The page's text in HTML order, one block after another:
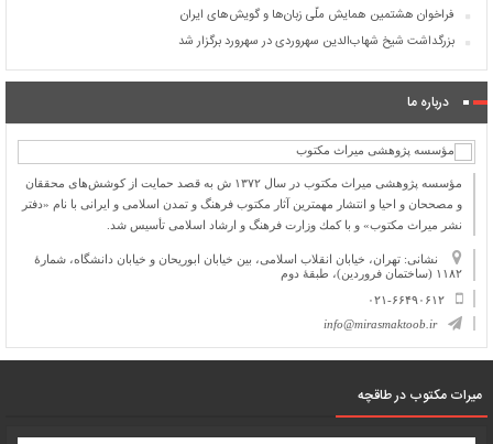
فراخوان هشتمین همایش ملّی زبان‌ها و گویش‌های ایران
بزرگداشت شیخ شهاب‌الدین سهروردی در سهرورد برگزار شد
درباره ما
مؤسسه پژوهشی میراث مكتوب در سال ۱۳۷۲ ش به قصد حمایت از كوشش‌های محققان
و مصححان و احیا و انتشار مهمترین آثار مكتوب فرهنگ و تمدن اسلامی و ایرانی با نام «دفتر
نشر میراث مكتوب» و با كمك وزارت فرهنگ و ارشاد اسلامی تأسیس شد.
نشانی: تهران، خیابان انقلاب اسلامی، بین خیابان ابوریحان و خیابان دانشگاه، شمارۀ
۱۱۸۲ (ساختمان فروردین)، طبقۀ دوم
۰۲۱-۶۶۴۹۰۶۱۲
info@mirasmaktoob.ir
میرات مکتوب در طاقچه